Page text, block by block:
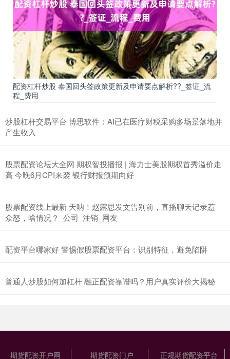
配资杠杆炒股 泰国回头签政策更新及申请要点解析??_签证_流
程_费用
炒股杠杆交易平台 博思软件：AI已在医疗财税采购多场景落地并
产生收入
股票配资论坛大全网 期权智投播报 | 海力士美股期权首秀溢价走
高 今晚6月CPI来袭 银行财报预期向好
股票配资线上最新 天呐！赵露思发文告别前，直播聊天记录惹
众怒，啥情况？_公司_注销_网友
配资平台哪家好 警惕假股票配资平台：识别特征，避免陷阱
普通人炒股如何加杠杆 融正配资靠谱吗？用户真实评价大揭秘
期货配资开户网 期货配资门户 正规期货配资平台